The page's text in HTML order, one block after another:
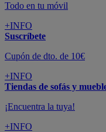
Todo en tu móvil
+INFO
Suscríbete
Cupón de dto. de 10€
+INFO
Tiendas de sofás y
¡Encuentra la tuya!
+INFO